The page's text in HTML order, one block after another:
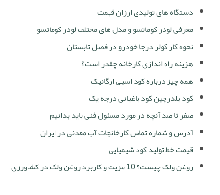
دستگاه های تولیدی ارزان قیمت
معرفی لودر کوماتسو و مدل های مختلف لودر کوماتسو
نحوه کار کولر درجا خودرو در فصل تابستان
هزینه راه اندازی کارخانه چقدر است؟
همه چیز درباره کود اسبی ارگانیک
کود بلدرچین کود باغبانی درجه یک
صفر تا صد آنچه در مورد مسئول فنی باید بدانیم
آدرس و شماره تماس کارخانجات آب معدنی در ایران
قیمت خط تولید کود شیمیایی
روغن ولک چیست؟ 10 مزیت و کاربرد روغن ولک در کشاورزی